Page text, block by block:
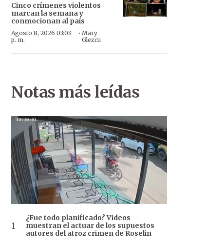
Cinco crímenes violentos
marcan la semana y
conmocionan al país
Agosto 8, 2026 03:03
p. m.
·Mary
Glezcu
Notas más leídas
¿Fue todo planificado? Videos
muestran el actuar de los supuestos
autores del atroz crimen de Roselin